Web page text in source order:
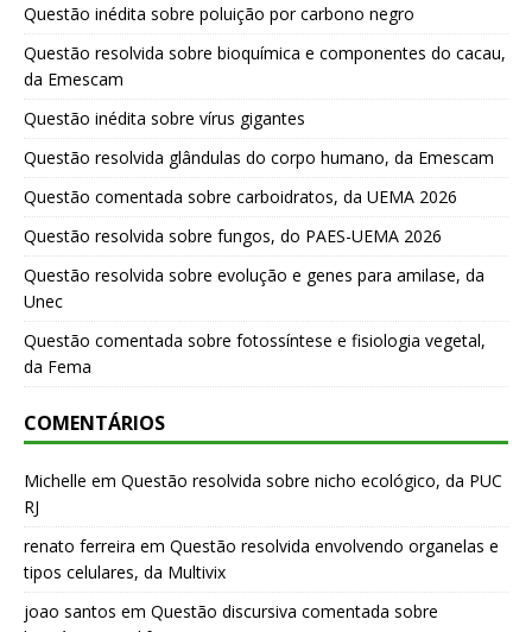
Questão inédita sobre poluição por carbono negro
Questão resolvida sobre bioquímica e componentes do cacau,
da Emescam
Questão inédita sobre vírus gigantes
Questão resolvida glândulas do corpo humano, da Emescam
Questão comentada sobre carboidratos, da UEMA 2026
Questão resolvida sobre fungos, do PAES-UEMA 2026
Questão resolvida sobre evolução e genes para amilase, da
Unec
Questão comentada sobre fotossíntese e fisiologia vegetal,
da Fema
COMENTÁRIOS
Michelle em Questão resolvida sobre nicho ecológico, da PUC
RJ
renato ferreira em Questão resolvida envolvendo organelas e
tipos celulares, da Multivix
joao santos em Questão discursiva comentada sobre